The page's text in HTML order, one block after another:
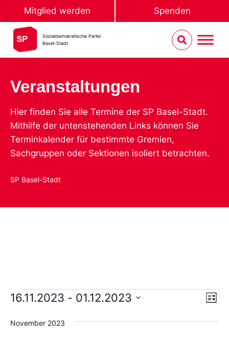
Mitglied werden Spenden
Sozialdemokratische Partei
Basel-Stadt
Veranstaltungen
Hier finden Sie alle Termine der SP Basel-Stadt.
Mithilfe der untenstehenden Links können Sie
Terminkalender für bestimmte Gremien,
Sachgruppen oder Sektionen isoliert betrachten.
SP Basel-Stadt
Liste
16.11.2023 - 01.12.2023
Sie
das
November 2023